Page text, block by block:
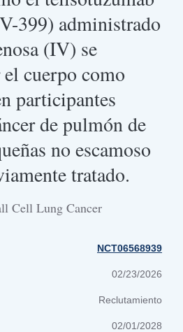
399) administrado
(IV) se
cuerpo como
participantes
de pulmón de
no escamoso
tratado.
Cell Lung Cancer
NCT06568939
02/23/2026
Reclutamiento
02/01/2028